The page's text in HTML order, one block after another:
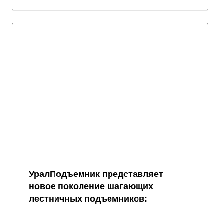
УралПодъемник представляет
новое поколение шагающих
лестничных подъемников: